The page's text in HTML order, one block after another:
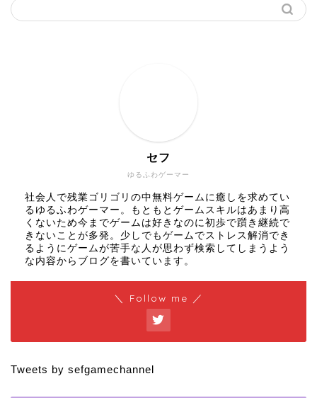
ゆるふわゲーマー
セフ
社会人で残業ゴリゴリの中無料ゲームに癒しを求めてい
るゆるふわゲーマー。もともとゲームスキルはあまり高
くないため今までゲームは好きなのに初歩で躓き継続で
きないことが多発。少しでもゲームでストレス解消でき
るようにゲームが苦手な人が思わず検索してしまうよう
な内容からブログを書いています。
＼ Follow me ／
Tweets by sefgamechannel